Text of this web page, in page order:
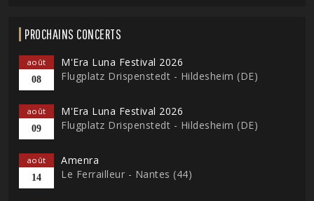
PROCHAINS CONCERTS
août
08
M'Era Luna Festival 2026
Flugplatz Drispenstedt - Hildesheim (DE)
août
09
M'Era Luna Festival 2026
Flugplatz Drispenstedt - Hildesheim (DE)
août
14
Amenra
Le Ferrailleur - Nantes (44)